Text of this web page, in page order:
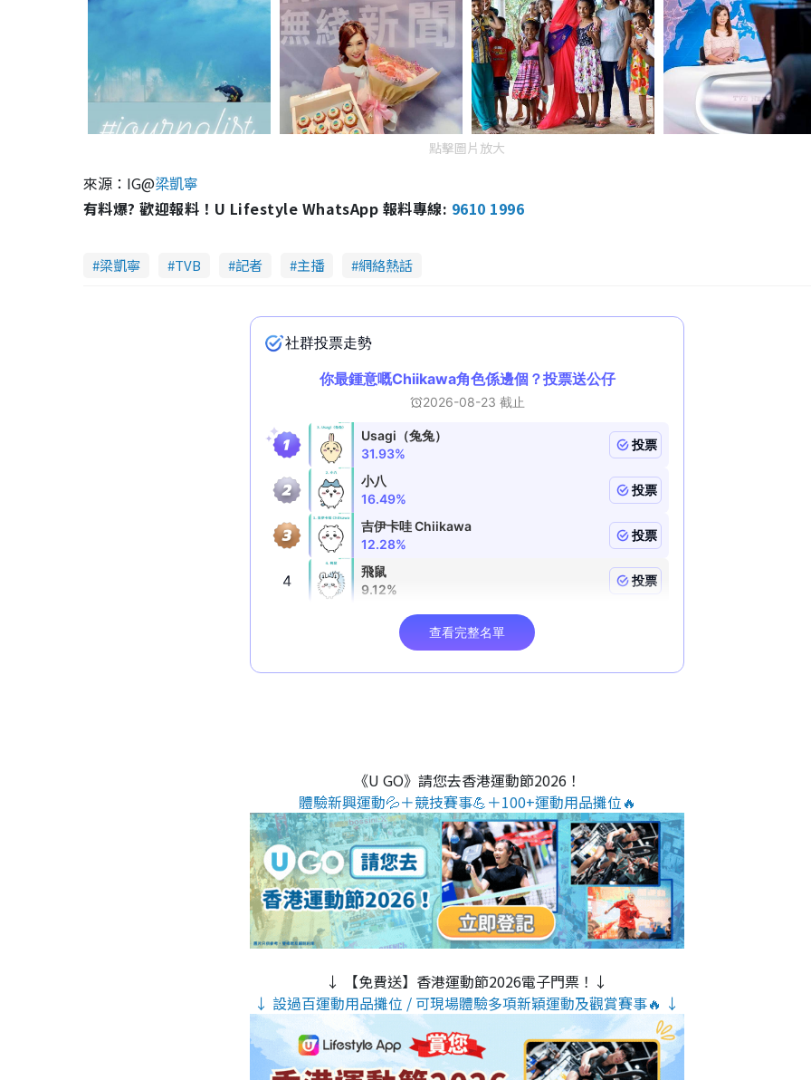
點擊圖片放大
來源：IG@梁凱寧
有料爆? 歡迎報料！U Lifestyle WhatsApp 報料專線: 9610 1996
梁凱寧 TVB 記者 主播 網絡熱話
《U GO》請您去香港運動節2026！
體驗新興運動💦＋競技賽事💪＋100+運動用品攤位🔥
↓ 【免費送】香港運動節2026電子門票！↓
↓ 設過百運動用品攤位 / 可現場體驗多項新穎運動及觀賞賽事🔥 ↓